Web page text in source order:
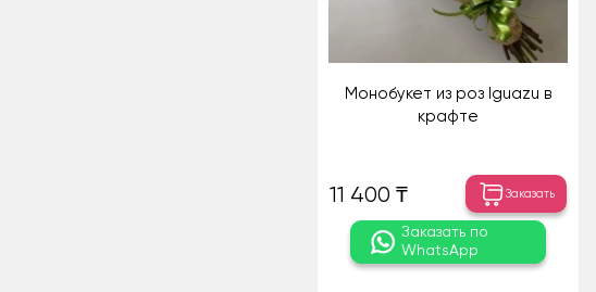
Монобукет из роз Iguazu в
крафте
11 400 ₸ Заказать
Заказать по
WhatsApp